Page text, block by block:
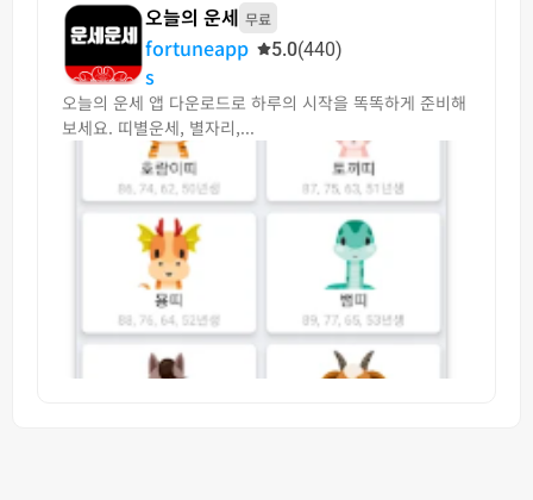
오늘의 운세 무료
fortuneapp
s
5.0(440)
오늘의 운세 앱 다운로드로 하루의 시작을 똑똑하게 준비해
보세요. 띠별운세, 별자리,...